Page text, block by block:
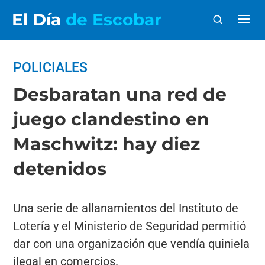
El Día de Escobar
POLICIALES
Desbaratan una red de
juego clandestino en
Maschwitz: hay diez
detenidos
Una serie de allanamientos del Instituto de
Lotería y el Ministerio de Seguridad permitió
dar con una organización que vendía quiniela
ilegal en comercios.